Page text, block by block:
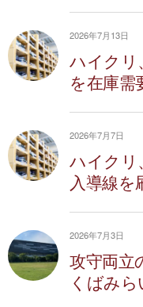
2026年7月13日
ハイクリ
を在庫需
2026年7月7日
ハイクリ
入導線を
2026年7月3日
攻守両立
くばみら